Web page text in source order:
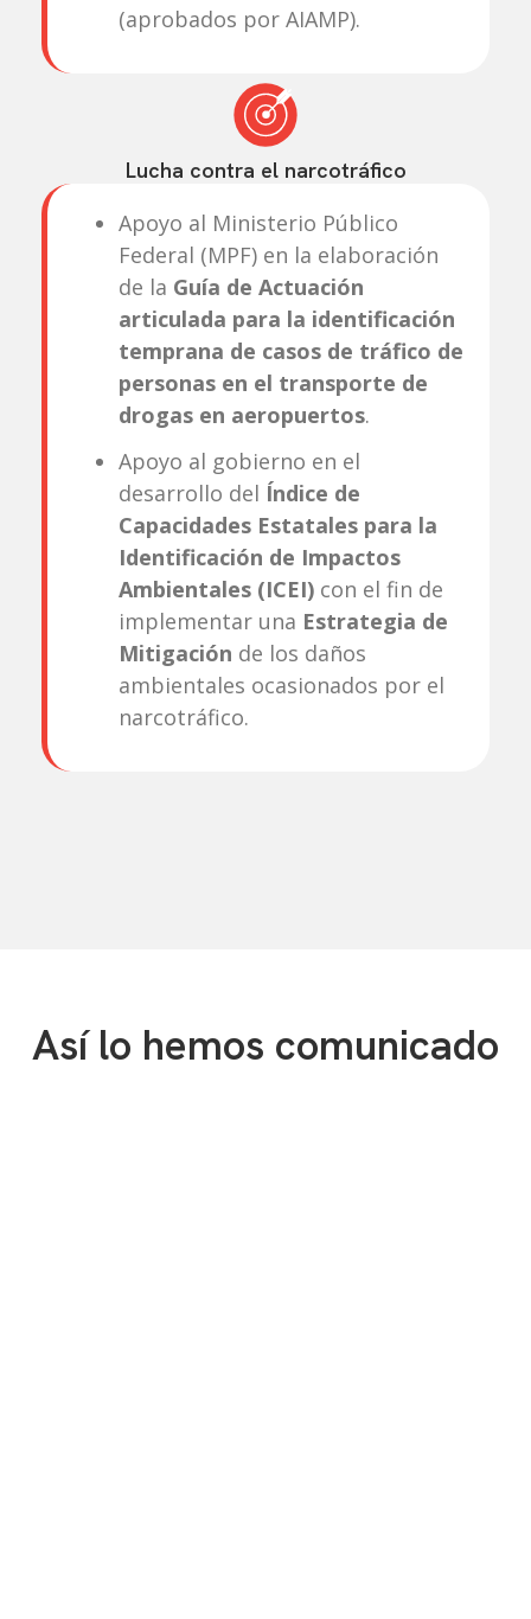
(aprobados por AIAMP).
Lucha contra el narcotráfico
Apoyo al Ministerio Público
Federal (MPF) en la elaboración
de la Guía de Actuación
articulada para la identificación
temprana de casos de tráfico de
personas en el transporte de
drogas en aeropuertos.
Apoyo al gobierno en el
desarrollo del Índice de
Capacidades Estatales para la
Identificación de Impactos
Ambientales (ICEI) con el fin de
implementar una Estrategia de
Mitigación de los daños
ambientales ocasionados por el
narcotráfico.
Así lo hemos comunicado